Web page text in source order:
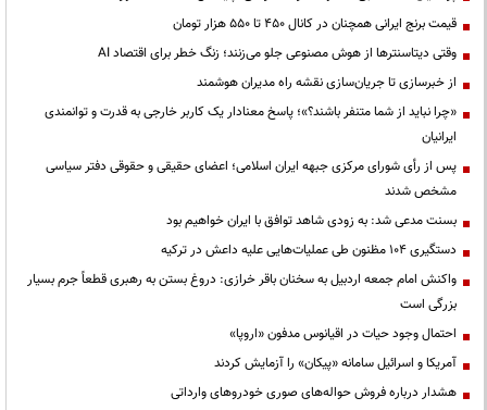
قیمت‌ برنج ایرانی همچنان در کانال ۴۵۰ تا ۵۵۰ هزار تومان
وقتی دیتاسنترها از هوش مصنوعی جلو می‌زنند؛ زنگ خطر برای اقتصاد AI
از خبرسازی تا جریان‌سازی نقشه راه مدیران هوشمند
«چرا نباید از شما متنفر باشند؟»؛ پاسخ معنادار یک کاربر خارجی به قدرت و توانمندی
ایرانیان
پس از رأی شورای مرکزی جبهه ایران اسلامی؛ اعضای حقیقی و حقوقی دفتر سیاسی
مشخص شدند
بسنت مدعی شد: به زودی شاهد توافق با ایران خواهیم بود
دستگیری ۱۰۴ مظنون طی عملیات‌هایی علیه داعش در ترکیه
واکنش امام جمعه اردبیل به سخنان باقر خرازی: دروغ بستن به رهبری قطعاً جرم بسیار
بزرگی است
احتمال وجود حیات در اقیانوس مدفون «اروپا»
آمریکا و اسرائیل سامانه «پیکان» را آزمایش کردند
هشدار درباره فروش حواله‌های صوری خودروهای وارداتی